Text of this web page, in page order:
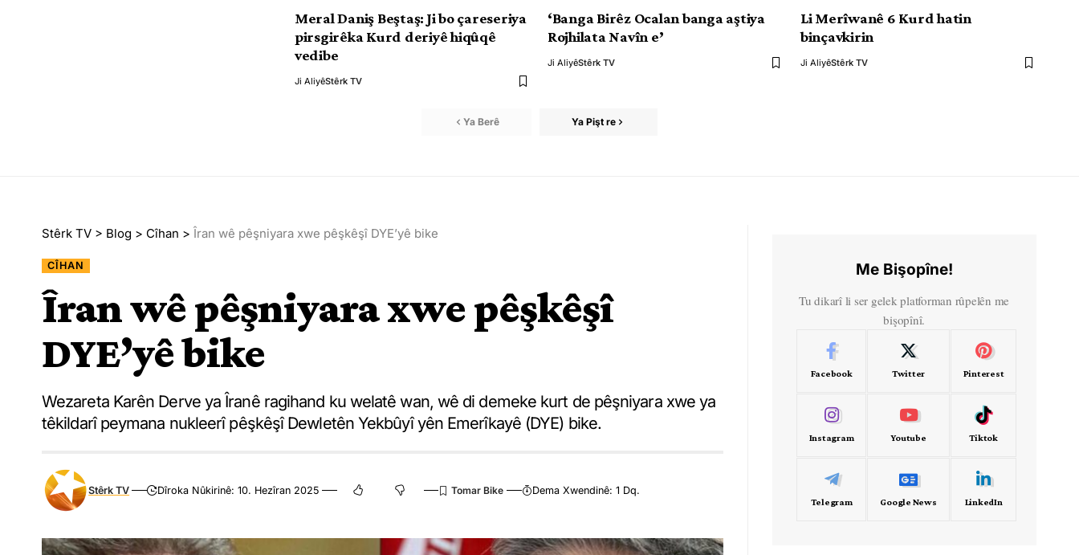
Meral Daniş Beştaş: Ji bo çareseriya
pirsgirêka Kurd deriyê hiqûqê
vedibe
Ji AliyêStêrk TV
‘Banga Birêz Ocalan banga aştiya
Rojhilata Navîn e’
Ji AliyêStêrk TV
Li Merîwanê 6 Kurd hatin
binçavkirin
Ji AliyêStêrk TV
Ya Berê Ya Pişt re
Stêrk TV > Blog > Cîhan > Îran wê pêşniyara xwe pêşkêşî DYE’yê bike
CÎHAN
Îran wê pêşniyara xwe pêşkêşî
DYE’yê bike
Wezareta Karên Derve ya Îranê ragihand ku welatê wan, wê di demeke kurt de pêşniyara xwe ya
têkildarî peymana nukleerî pêşkêşî Dewletên Yekbûyî yên Emerîkayê (DYE) bike.
Stêrk TV Dîroka Nûkirinê: 10. Hezîran 2025 Dema Xwendinê: 1 Dq.
Me Bişopîne!
Tu dikarî li ser gelek platforman rûpelên me
bişopînî.
Facebook Twitter Pinterest
Instagram Youtube Tiktok
Telegram Google News LinkedIn